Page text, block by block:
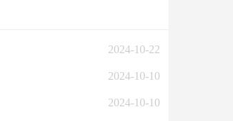
2024-10-22
2024-10-10
2024-10-10